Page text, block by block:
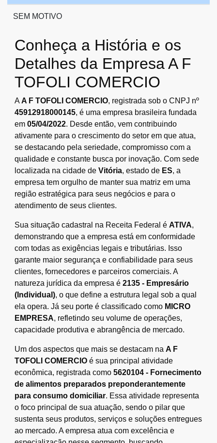
SEM MOTIVO
Conheça a História e os
Detalhes da Empresa A F
TOFOLI COMERCIO
AA F TOFOLI COMERCIO, registrada sob o CNPJ nº
45912918000145, é uma empresa brasileira fundada
em 05/04/2022. Desde então, vem contribuindo
ativamente para o crescimento do setor em que atua,
se destacando pela seriedade, compromisso com a
qualidade e constante busca por inovação. Com sede
localizada na cidade de Vitória, estado de ES, a
empresa tem orgulho de manter sua matriz em uma
região estratégica para seus negócios e para o
atendimento de seus clientes.
Sua situação cadastral na Receita Federal é ATIVA,
demonstrando que a empresa está em conformidade
com todas as exigências legais e tributárias. Isso
garante maior segurança e confiabilidade para seus
clientes, fornecedores e parceiros comerciais. A
natureza jurídica da empresa é 2135 - Empresário
(Individual), o que define a estrutura legal sob a qual
ela opera. Já seu porte é classificado como MICRO
EMPRESA, refletindo seu volume de operações,
capacidade produtiva e abrangência de mercado.
Um dos aspectos que mais se destacam na A F
TOFOLI COMERCIO é sua principal atividade
econômica, registrada como 5620104 - Fornecimento
de alimentos preparados preponderantemente
para consumo domiciliar. Essa atividade representa
o foco principal de sua atuação, sendo o pilar que
sustenta seus produtos, serviços e soluções entregues
ao mercado. A empresa atua com excelência e